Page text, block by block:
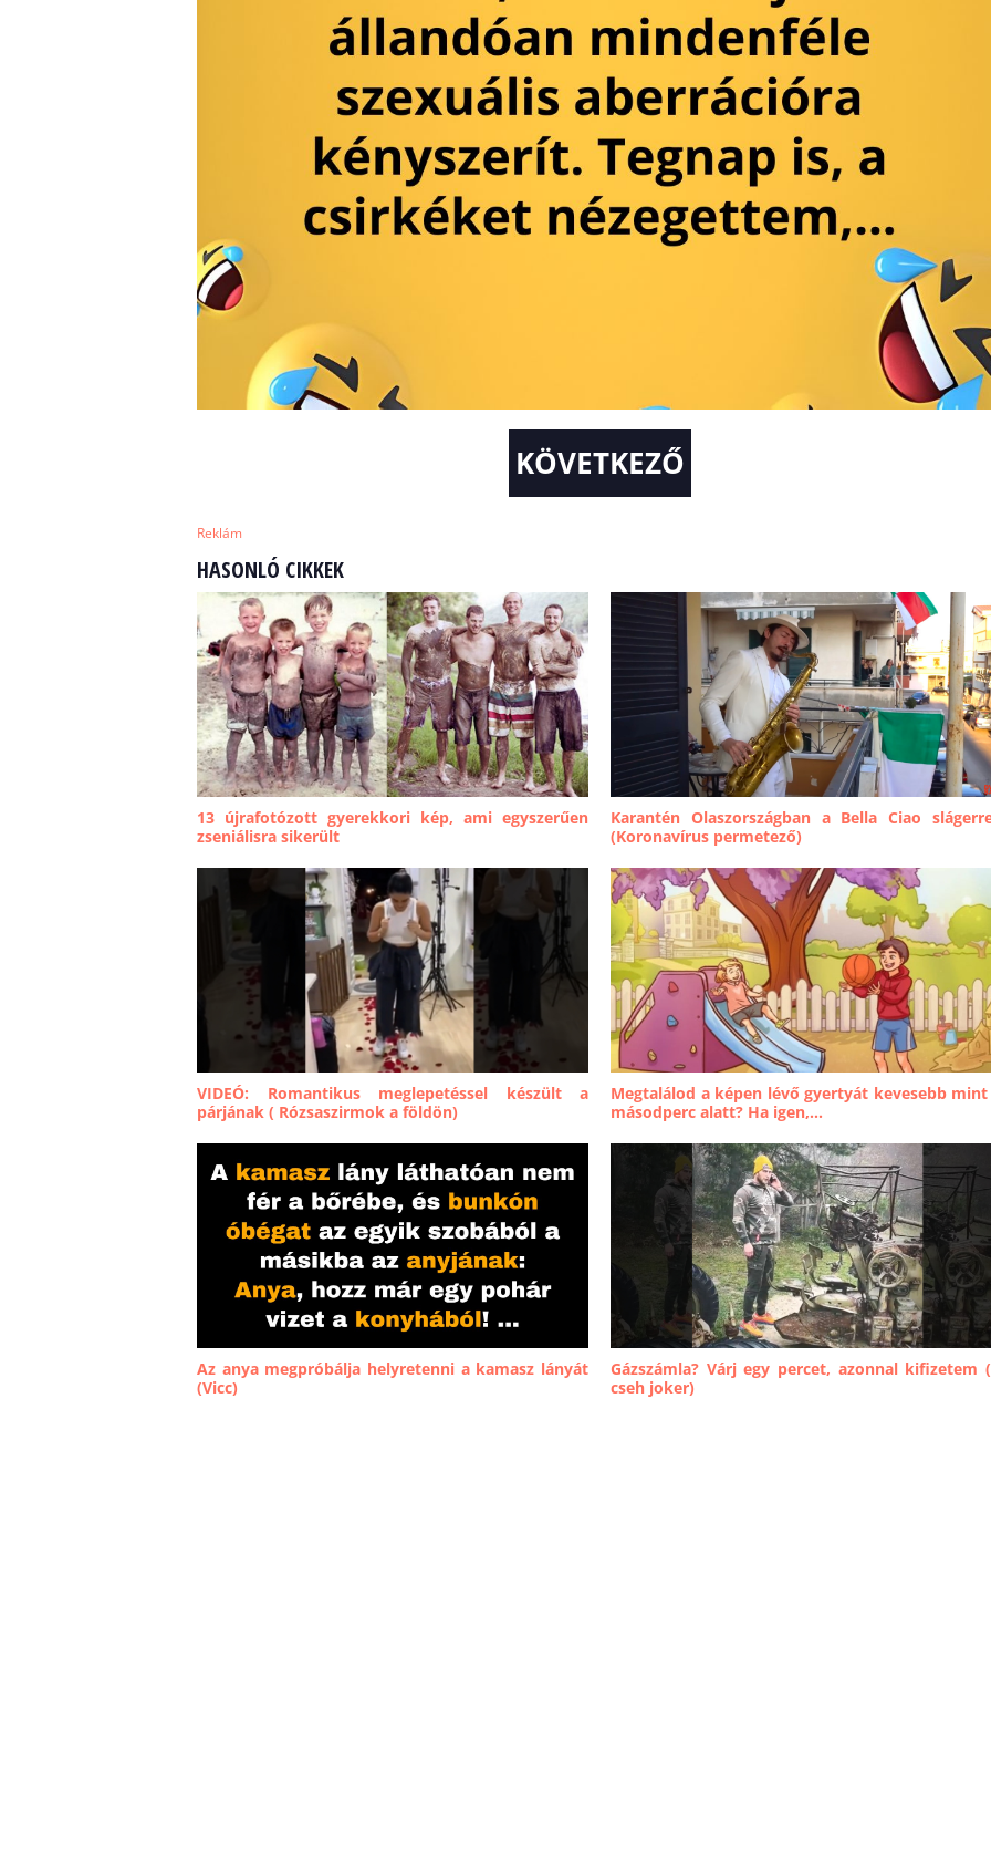
KÖVETKEZŐ
Reklám
HASONLÓ CIKKEK
13 újrafotózott gyerekkori kép, ami egyszerűen
zseniálisra sikerült
Karantén Olaszországban a Bella Ciao
(Koronavírus permetező)
VIDEÓ: Romantikus meglepetéssel készült a
párjának ( Rózsaszirmok a földön)
Megtalálod a képen lévő gyertyát kevesebb mint
másodperc alatt? Ha igen,...
Az anya megpróbálja helyretenni a kamasz lányát
(Vicc)
Gázszámla? Várj egy percet, azonnal kifizetem
cseh joker)